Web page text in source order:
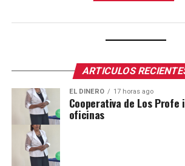
ARTICULOS
EL DINERO 17 horas ago
Cooperativa de Los Profe
oficinas